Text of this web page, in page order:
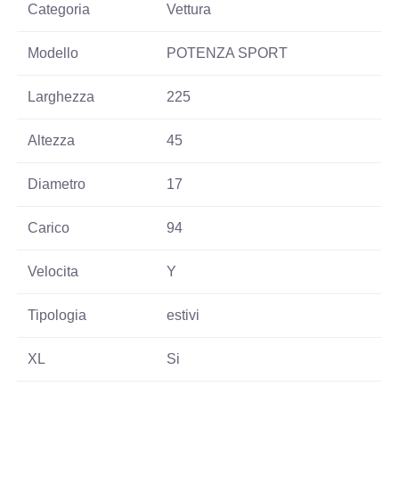
Categoria Vettura
Modello POTENZA SPORT
Larghezza 225
Altezza 45
Diametro 17
Carico 94
Velocita Y
Tipologia estivi
XL Si